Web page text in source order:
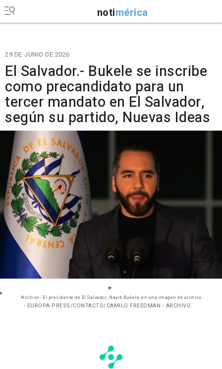
notimérica
29 DE JUNIO DE 2026
El Salvador.- Bukele se inscribe
como precandidato para un
tercer mandato en El Salvador,
según su partido, Nuevas Ideas
Archivo - El presidente de El Salvador, Nayib Bukele, en una imagen de archivo
- EUROPA PRESS/CONTACTO/CAMILO FREEDMAN - ARCHIVO